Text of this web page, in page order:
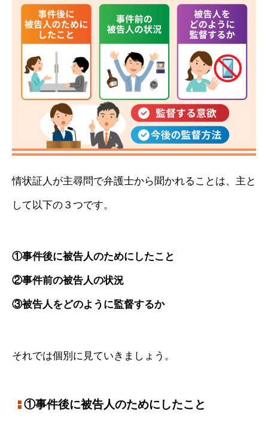
情状証人が主尋問で弁護士から聞かれることは、主と
して以下の３つです。
①事件後に被告人のためにしたこと
②事件前の被告人の状況
③被告人をどのように監督するか
それでは個別に見ていきましょう。
①事件後に被告人のためにしたこと